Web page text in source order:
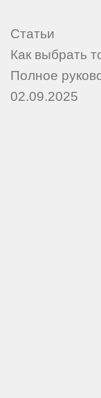
Статьи
Как выбрать
Полное
02.09.2025